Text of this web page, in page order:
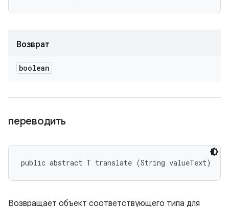
Возврат
boolean
переводить
public abstract T translate (String valueText)
Возвращает объект соответствующего типа для